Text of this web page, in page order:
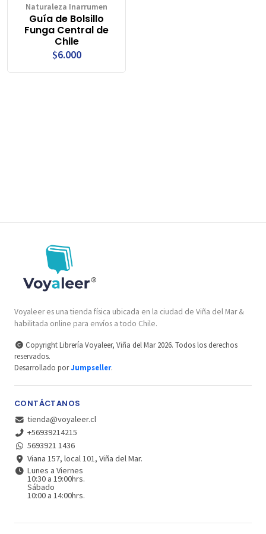
Naturaleza Inarrumen
Guía de Bolsillo
Funga Central de
Chile
$6.000
Voyaleer es una tienda física ubicada en la ciudad de Viña del Mar &
habilitada online para envíos a todo Chile.
Copyright Librería Voyaleer, Viña del Mar 2026. Todos los derechos
reservados.
Desarrollado porJumpseller.
CONTÁCTANOS
tienda@voyaleer.cl
+56939214215
5693921 1436
Viana 157, local 101, Viña del Mar.
Lunes a Viernes
10:30 a 19:00hrs.
Sábado
10:00 a 14:00hrs.